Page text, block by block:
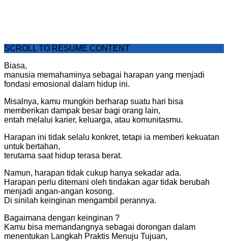
SCROLL TO RESUME CONTENT
Biasa,
manusia memahaminya sebagai harapan yang menjadi
fondasi emosional dalam hidup ini.
Misalnya, kamu mungkin berharap suatu hari bisa
memberikan dampak besar bagi orang lain,
entah melalui karier, keluarga, atau komunitasmu.
Harapan ini tidak selalu konkret, tetapi ia memberi kekuatan
untuk bertahan,
terutama saat hidup terasa berat.
Namun, harapan tidak cukup hanya sekadar ada.
Harapan perlu ditemani oleh tindakan agar tidak berubah
menjadi angan-angan kosong.
Di sinilah keinginan mengambil perannya.
Bagaimana dengan keinginan ?
Kamu bisa memandangnya sebagai dorongan dalam
menentukan Langkah Praktis Menuju Tujuan,